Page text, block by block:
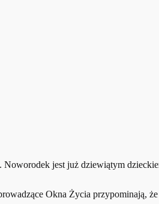
jest już dziewiątym
Okna Życia przypominają,